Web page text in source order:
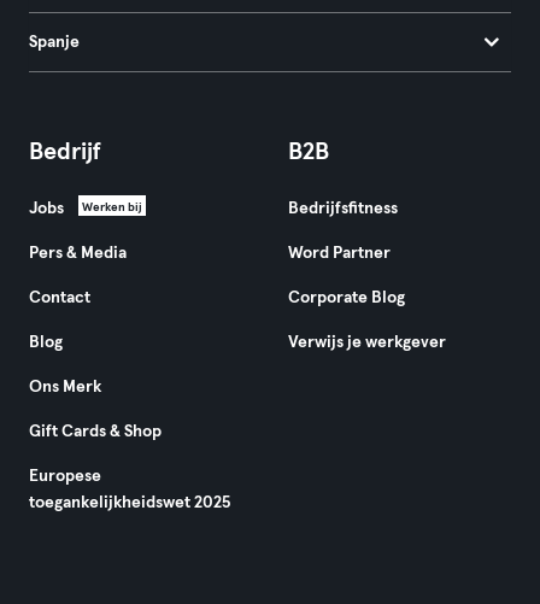
Spanje
Bedrijf
Jobs Werken bij
Pers & Media
Contact
Blog
Ons Merk
Gift Cards & Shop
Europese
toegankelijkheidswet 2025
B2B
Bedrijfsfitness
Word Partner
Corporate Blog
Verwijs je werkgever